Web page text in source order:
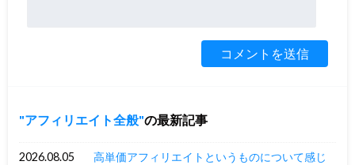
アフィリエイト全般 の最新記事
2026.08.05
高単価アフィリエイトというものについて感じ